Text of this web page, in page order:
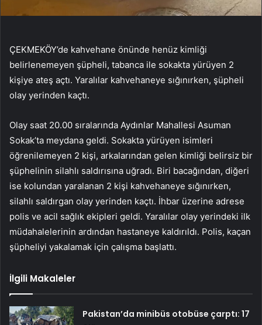
ÇEKMEKÖY’de kahvehane önünde henüz kimliği
belirlenemeyen şüpheli, tabanca ile sokakta yürüyen 2
kişiye ateş açtı. Yaralılar kahvehaneye sığınırken, şüpheli
olay yerinden kaçtı.
Olay saat 20.00 sıralarında Aydınlar Mahallesi Asuman
Sokak’ta meydana geldi. Sokakta yürüyen isimleri
öğrenilemeyen 2 kişi, arkalarından gelen kimliği belirsiz bir
şüphelinin silahlı saldırısına uğradı. Biri bacağından, diğeri
ise kolundan yaralanan 2 kişi kahvehaneye sığınırken,
silahlı saldırgan olay yerinden kaçtı. İhbar üzerine adrese
polis ve acil sağlık ekipleri geldi. Yaralılar olay yerindeki ilk
müdahalelerinin ardından hastaneye kaldırıldı. Polis, kaçan
şüpheliyi yakalamak için çalışma başlattı.
İlgili Makaleler
Pakistan’da minibüs otobüse çarptı: 17